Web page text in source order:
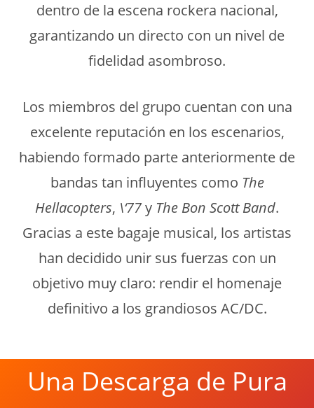
dentro de la escena rockera nacional,
garantizando un directo con un nivel de
fidelidad asombroso.
Los miembros del grupo cuentan con una
excelente reputación en los escenarios,
habiendo formado parte anteriormente de
bandas tan influyentes como The
Hellacopters, \‘77y The Bon Scott Band.
Gracias a este bagaje musical, los artistas
han decidido unir sus fuerzas con un
objetivo muy claro: rendir el homenaje
definitivo a los grandiosos AC/DC.
Una Descarga de Pura